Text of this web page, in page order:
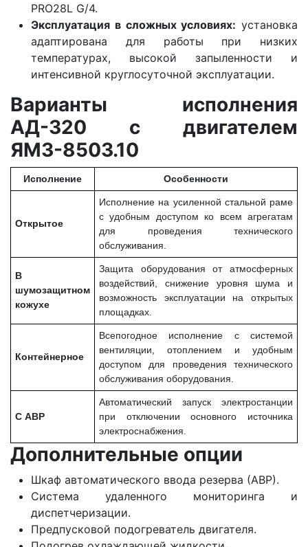
PRO28L G/4.
Эксплуатация в сложных условиях: установка
адаптирована для работы при низких
температурах, высокой запыленности и
интенсивной круглосуточной эксплуатации.
Варианты исполнения
АД-320 с двигателем
ЯМЗ-8503.10
Исполнение Особенности
Открытое
Исполнение на усиленной стальной раме
с удобным доступом ко всем агрегатам
для проведения технического
обслуживания.
В
шумозащитном
кожухе
Защита оборудования от атмосферных
воздействий, снижение уровня шума и
возможность эксплуатации на открытых
площадках.
Контейнерное
Всепогодное исполнение с системой
вентиляции, отоплением и удобным
доступом для проведения технического
обслуживания оборудования.
С АВР
Автоматический запуск электростанции
при отключении основного источника
электроснабжения.
Дополнительные опции
Шкаф автоматического ввода резерва (АВР).
Система удаленного мониторинга и
диспетчеризации.
Предпусковой подогреватель двигателя.